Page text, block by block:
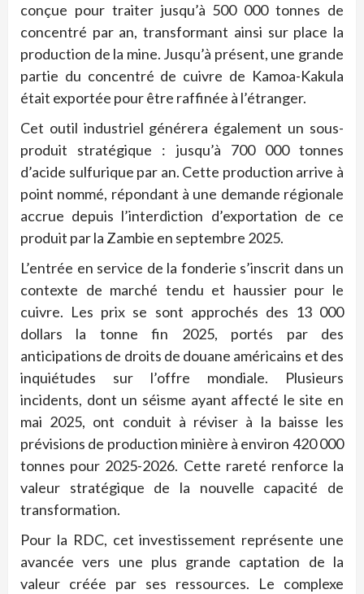
conçue pour traiter jusqu’à 500 000 tonnes de
concentré par an, transformant ainsi sur place la
production de la mine. Jusqu’à présent, une grande
partie du concentré de cuivre de Kamoa-Kakula
était exportée pour être raffinée à l’étranger.
Cet outil industriel générera également un sous-
produit stratégique : jusqu’à 700 000 tonnes
d’acide sulfurique par an. Cette production arrive à
point nommé, répondant à une demande régionale
accrue depuis l’interdiction d’exportation de ce
produit par la Zambie en septembre 2025.
L’entrée en service de la fonderie s’inscrit dans un
contexte de marché tendu et haussier pour le
cuivre. Les prix se sont approchés des 13 000
dollars la tonne fin 2025, portés par des
anticipations de droits de douane américains et des
inquiétudes sur l’offre mondiale. Plusieurs
incidents, dont un séisme ayant affecté le site en
mai 2025, ont conduit à réviser à la baisse les
prévisions de production minière à environ 420 000
tonnes pour 2025-2026. Cette rareté renforce la
valeur stratégique de la nouvelle capacité de
transformation.
Pour la RDC, cet investissement représente une
avancée vers une plus grande captation de la
valeur créée par ses ressources. Le complexe